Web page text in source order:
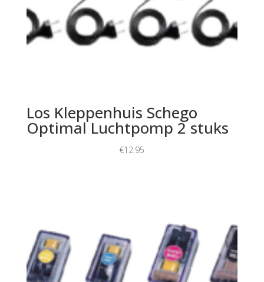
Los Kleppenhuis Schego
Optimal Luchtpomp 2 stuks
€12.95